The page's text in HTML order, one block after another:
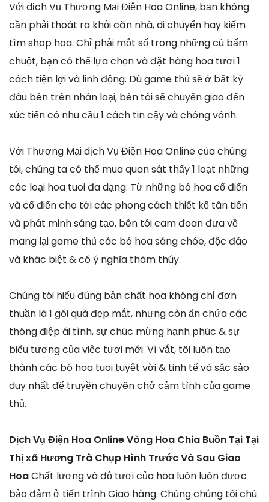
Với dịch Vụ Thương Mại Điện Hoa Online, bạn không
cần phải thoát ra khỏi căn nhà, di chuyển hay kiếm
tìm shop hoa. Chỉ phải một số trong những cú bấm
chuột, bạn có thể lựa chọn và đặt hàng hoa tươi 1
cách tiện lợi và linh động. Dù game thủ sẽ ở bất kỳ
đâu bên trên nhân loại, bên tôi sẽ chuyển giao đến
xúc tiến có nhu cầu 1 cách tin cậy và chóng vánh.
Với Thương Mại dịch Vụ Điện Hoa Online của chúng
tôi, chúng ta có thể mua quan sát thấy 1 loạt những
các loại hoa tuoi đa dạng. Từ những bó hoa cổ điển
và cổ điển cho tới các phong cách thiết kế tân tiến
và phát minh sáng tạo, bên tôi cam đoan đưa về
mang lại game thủ các bó hoa sáng chóe, độc đáo
và khác biệt & có ý nghĩa thâm thúy.
Chúng tôi hiểu đúng bản chất hoa không chỉ đơn
thuần là 1 gói quà đẹp mắt, nhưng còn ẩn chứa các
thông điệp ái tình, sự chúc mừng hạnh phúc & sự
biểu tượng của việc tươi mới. Vì vắt, tôi luôn tạo
thành các bó hoa tuoi tuyệt vời & tinh tế và sắc sảo
duy nhất để truyền chuyên chở cảm tình của game
thủ.
Dịch Vụ Điện Hoa Online Vòng Hoa Chia Buồn Tại Tại
Thị xã Hương Trà Chụp Hình Trước Và Sau Giao
HoaChất lượng và độ tươi của hoa luôn luôn được
bảo đảm ở tiến trình Giao hàng. Chúng chúng tôi chú